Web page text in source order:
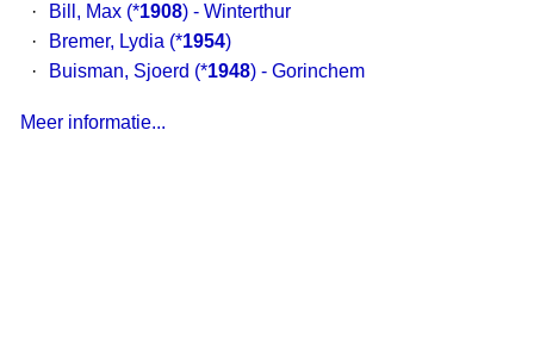
·
Bill, Max (*1908) - Winterthur
·
Bremer, Lydia (*1954)
·
Buisman, Sjoerd (*1948) - Gorinchem
Meer informatie...